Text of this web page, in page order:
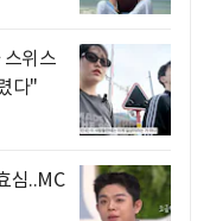
위스
다"
심..MC